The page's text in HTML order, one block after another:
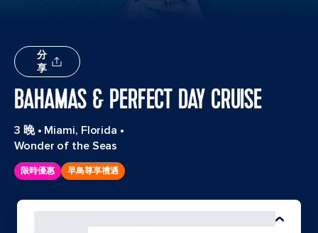
分
享
BAHAMAS & PERFECT DAY CRUISE
3 晚• Miami, Florida •
Wonder of the Seas
限時優惠 早鳥尊享禮遇